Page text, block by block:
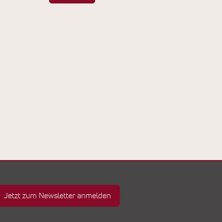
Jetzt zum Newsletter anmelden